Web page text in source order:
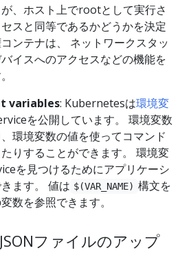
、ホスト上でrootとして実行さ
スと同等であるかどうかを決定
ンテナは、 ネットワークスタッ
イスへのアクセスなどの機能を
variables: Kubernetesは環境変
を公開しています。 環境変数
環境変数の値を使ってコマンド
りすることができます。 環境変
を見つけるためにアプリケーシ
ます。 値は $(VAR_NAME) 構文を
数を参照できます。
ファイルのアップ